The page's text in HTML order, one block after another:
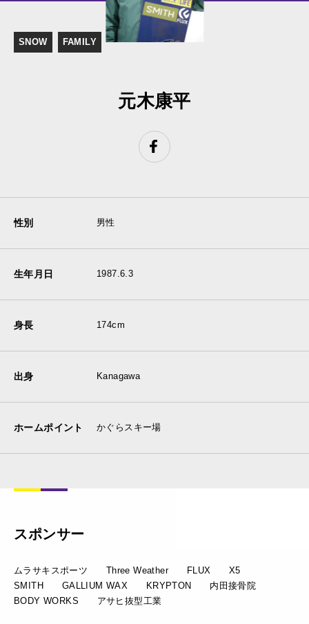
SNOW FAMILY
元木康平
性別 男性
生年月日 1987.6.3
身長 174cm
出身 Kanagawa
ホームポイント かぐらスキー場
スポンサー
ムラサキスポーツ Three Weather FLUX X5
SMITH GALLIUM WAX KRYPTON 内田接骨院
BODY WORKS アサヒ抜型工業